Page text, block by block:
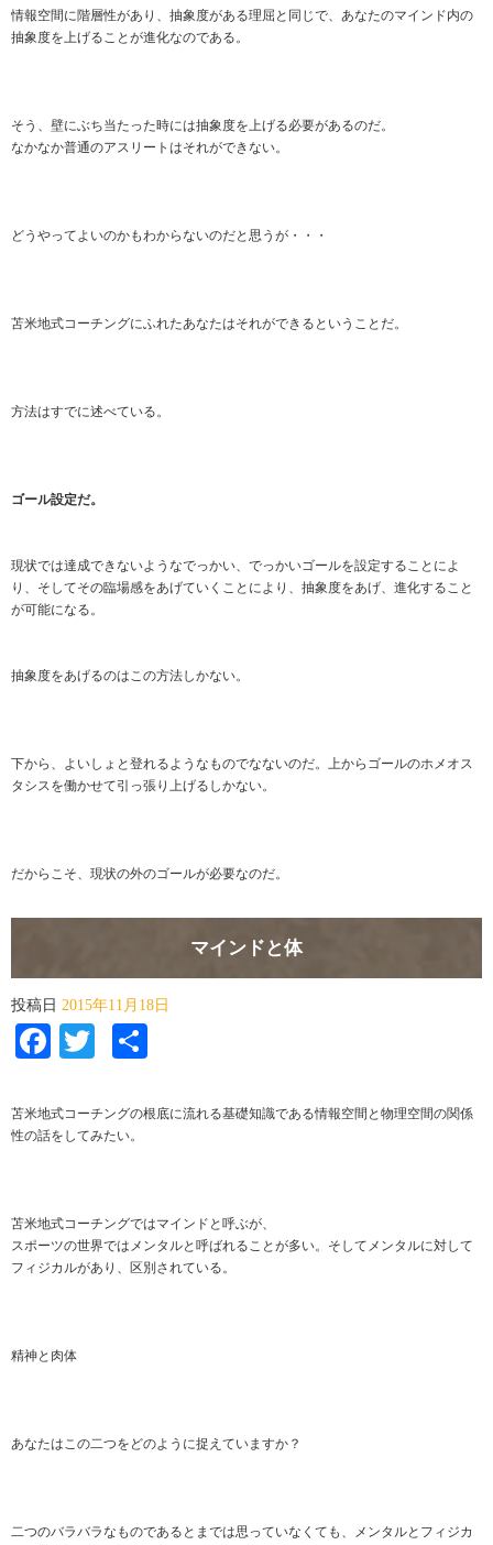
情報空間に階層性があり、抽象度がある理屈と同じで、あなたのマインド内の
抽象度を上げることが進化なのである。
そう、壁にぶち当たった時には抽象度を上げる必要があるのだ。
なかなか普通のアスリートはそれができない。
どうやってよいのかもわからないのだと思うが・・・
苫米地式コーチングにふれたあなたはそれができるということだ。
方法はすでに述べている。
ゴール設定だ。
現状では達成できないようなでっかい、でっかいゴールを設定することによ
り、そしてその臨場感をあげていくことにより、抽象度をあげ、進化すること
が可能になる。
抽象度をあげるのはこの方法しかない。
下から、よいしょと登れるようなものでなないのだ。上からゴールのホメオス
タシスを働かせて引っ張り上げるしかない。
だからこそ、現状の外のゴールが必要なのだ。
マインドと体
投稿日 2015年11月18日
Facebook
Twitter
苫米地式コーチングの根底に流れる基礎知識である情報空間と物理空間の関係
性の話をしてみたい。
苫米地式コーチングではマインドと呼ぶが、
スポーツの世界ではメンタルと呼ばれることが多い。そしてメンタルに対して
フィジカルがあり、区別されている。
精神と肉体
あなたはこの二つをどのように捉えていますか？
二つのバラバラなものであるとまでは思っていなくても、メンタルとフィジカ